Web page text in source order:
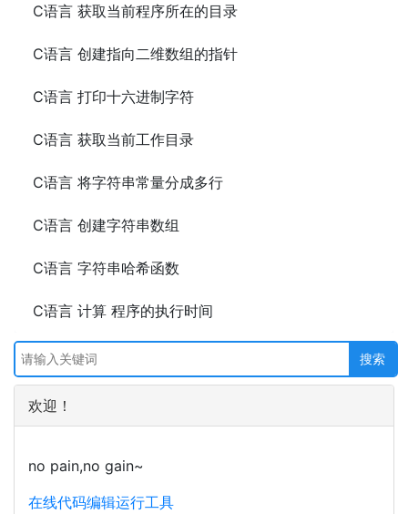
C语言 获取当前程序所在的目录
C语言 创建指向二维数组的指针
C语言 打印十六进制字符
C语言 获取当前工作目录
C语言 将字符串常量分成多行
C语言 创建字符串数组
C语言 字符串哈希函数
C语言 计算 程序的执行时间
欢迎！
no pain,no gain~
在线代码编辑运行工具